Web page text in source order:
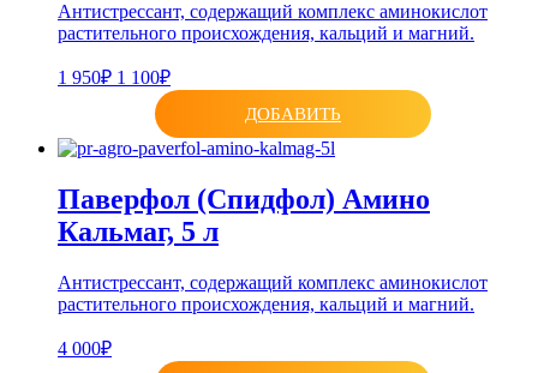
Антистрессант, содержащий комплекс аминокислот
растительного происхождения, кальций и магний.
1 950₽ 1 100₽
ДОБАВИТЬ
Паверфол (Спидфол) Амино
Кальмаг, 5 л
Антистрессант, содержащий комплекс аминокислот
растительного происхождения, кальций и магний.
4 000₽